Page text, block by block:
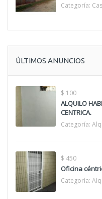
Categoría:
ÚLTIMOS ANUNCIOS
$ 100
ALQUILO
CENTRICA.
Categoría:
$ 450
Oficina
Categoría: